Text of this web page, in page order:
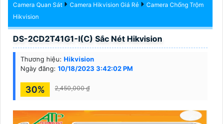
Camera Quan Sát Camera Hikvision Giá Rẻ
Camera Chống Trộm
Hikvision
DS-2CD2T41G1-I(C) Sắc Nét Hikvision
Thương hiệu: Hikvision
Ngày đăng: 10/18/2023 3:42:02 PM
30% 2,450,000 ₫